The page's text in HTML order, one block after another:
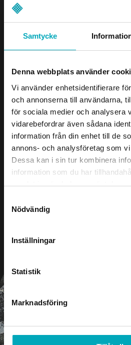
Samtycke
Denna webbplats använder
Vi använder enhetsidentifierare
och annonserna till användarna,
för sociala medier och analysera
vidarebefordrar även sådana
information från din enhet till de
annons- och analysföretag som
Dessa kan i sin tur kombinera
information som du har
samlat in när du har använt deras
Nödvändig
Inställningar
Statistik
Marknadsföring
förslag på genomtänkta
har uppskattats starkt av
grusindustrin, där
minimerade stopp är helt
Funktioner och fördelar
Brett produktutbud
Skräddarsydda lösningar
Nära samarbetspartner
produktion
Branscher